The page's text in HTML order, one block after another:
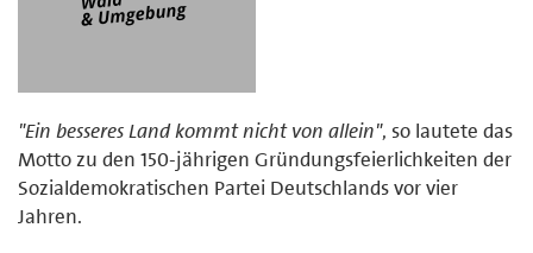
"Ein besseres Land kommt nicht von allein", so lautete das
Motto zu den 150-jährigen Gründungsfeierlichkeiten der
Sozialdemokratischen Partei Deutschlands vor vier
Jahren.